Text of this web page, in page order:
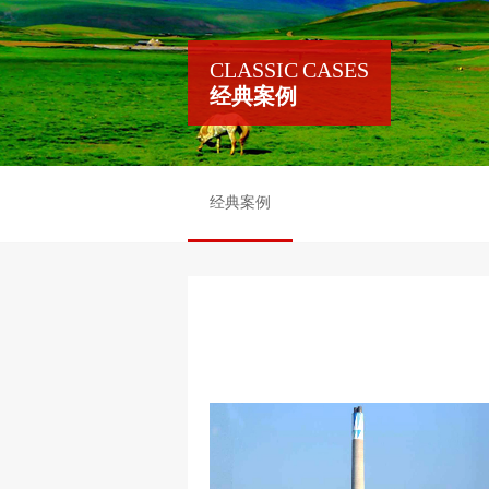
CLASSIC CASES
经典案例
经典案例